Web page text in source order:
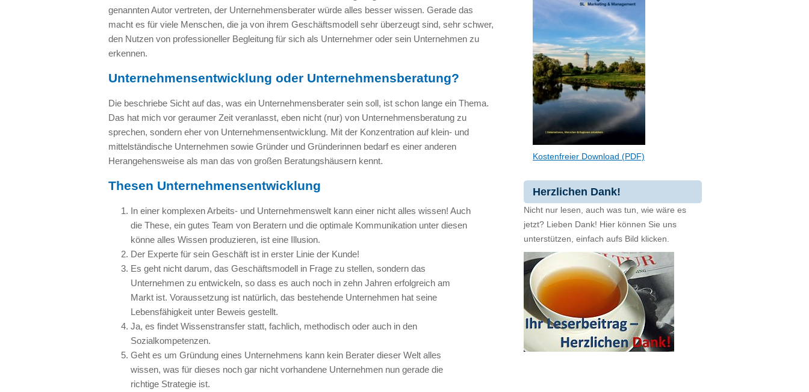
genannten Autor vertreten, der Unternehmensberater würde alles besser wissen. Gerade das
macht es für viele Menschen, die ja von ihrem Geschäftsmodell sehr überzeugt sind, sehr schwer,
den Nutzen von professioneller Begleitung für sich als Unternehmer oder sein Unternehmen zu
erkennen.
Unternehmensentwicklung oder Unternehmensberatung?
Die beschriebe Sicht auf das, was ein Unternehmensberater sein soll, ist schon lange ein Thema.
Das hat mich vor geraumer Zeit veranlasst, eben nicht (nur) von Unternehmensberatung zu
sprechen, sondern eher von Unternehmensentwicklung. Mit der Konzentration auf klein- und
mittelständische Unternehmen sowie Gründer und Gründerinnen bedarf es einer anderen
Herangehensweise als man das von großen Beratungshäusern kennt.
Thesen Unternehmensentwicklung
In einer komplexen Arbeits- und Unternehmenswelt kann einer nicht alles wissen! Auch
die These, ein gutes Team von Beratern und die optimale Kommunikation unter diesen
könne alles Wissen produzieren, ist eine Illusion.
Der Experte für sein Geschäft ist in erster Linie der Kunde!
Es geht nicht darum, das Geschäftsmodell in Frage zu stellen, sondern das
Unternehmen zu entwickeln, so dass es auch noch in zehn Jahren erfolgreich am
Markt ist. Voraussetzung ist natürlich, das bestehende Unternehmen hat seine
Lebensfähigkeit unter Beweis gestellt.
Ja, es findet Wissenstransfer statt, fachlich, methodisch oder auch in den
Sozialkompetenzen.
Geht es um Gründung eines Unternehmens kann kein Berater dieser Welt alles
wissen, was für dieses noch gar nicht vorhandene Unternehmen nun gerade die
richtige Strategie ist.
Kostenfreier Download (PDF)
Herzlichen Dank!
Nicht nur lesen, auch was tun, wie wäre es
jetzt? Lieben Dank! Hier können Sie uns
unterstützen, einfach aufs Bild klicken.